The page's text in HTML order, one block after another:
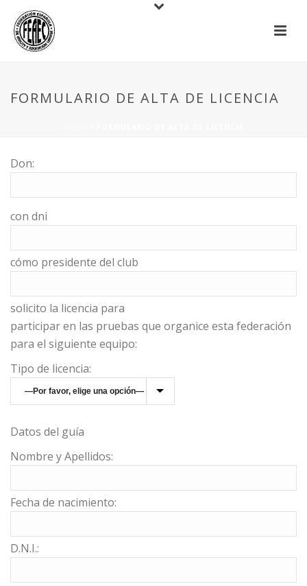
FORMULARIO DE ALTA DE LICENCIA
Don:
con dni
cómo presidente del club
solicito la licencia para
participar en las pruebas que organice esta federación
para el siguiente equipo:
Tipo de licencia:
Datos del guía
Nombre y Apellidos:
Fecha de nacimiento:
D.N.I.: